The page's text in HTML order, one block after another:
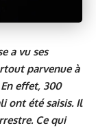
a vu ses
parvenue à
effet, 300
ont été saisis. Il
Ce qui